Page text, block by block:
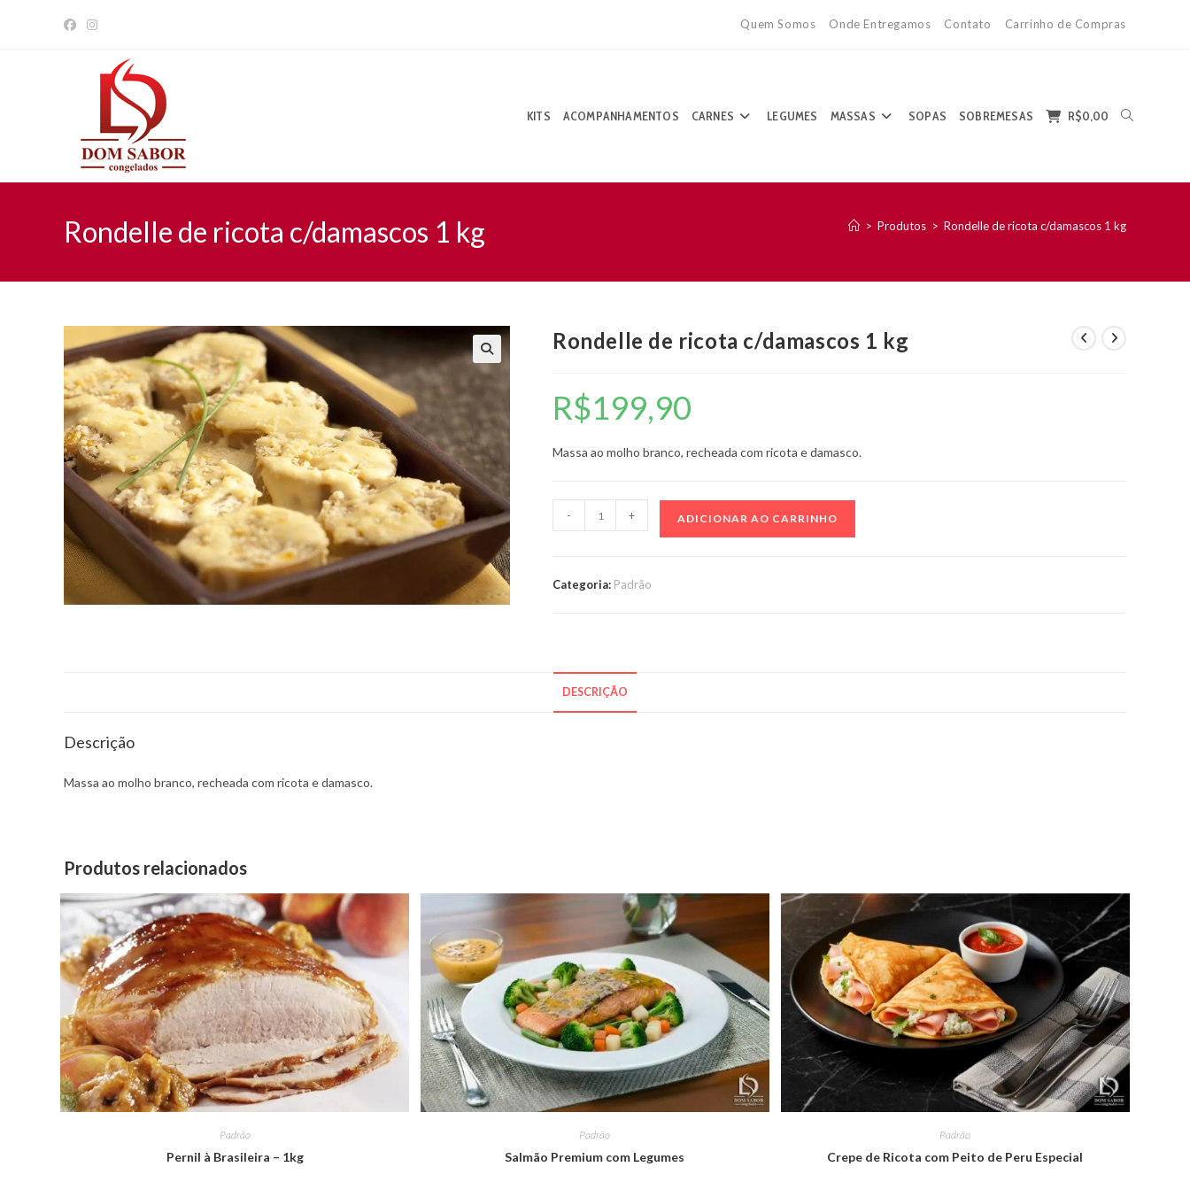
Quem Somos Onde Entregamos Contato Carrinho de Compras
KITS ACOMPANHAMENTOS CARNES LEGUMES MASSAS SOPAS SOBREMESAS R$0,00 ALTERNAR
Rondelle de ricota c/damascos 1 kg > Produtos > Rondelle de ricota c/damascos 1 kg
🔍
Rondelle de ricota c/damascos 1 kg
R$199,90
Massa ao molho branco, recheada com ricota e damasco.
de
- + ADICIONAR AO CARRINHO
Categoria: Padrão
DESCRIÇÃO
Descrição
Massa ao molho branco, recheada com ricota e damasco.
Produtos relacionados
Padrão
Pernil à Brasileira – 1kg
Padrão
Salmão Premium com Legumes
Padrão
Crepe de Ricota com Peito de Peru Especial